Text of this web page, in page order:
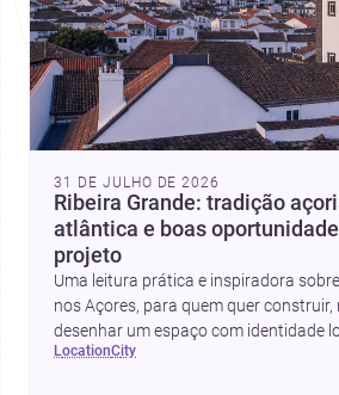
31 DE JULHO DE 2026
Ribeira Grande: tradição
atlântica e boas
projeto
Uma leitura prática e inspiradora
nos Açores, para quem quer construir,
desenhar um espaço com identidade
location city